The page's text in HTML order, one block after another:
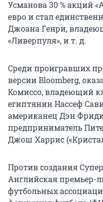
Усманова 30 % акций
евро и стал
Джоана Генри,
«Ливерпуля», и т. д.
Среди проигравших
версии Bloomberg,
Комиссо, владеющий
египтянин Нассеф
американец Дэн
предприниматель
Джош Харрис
Против создания
Английская премьер-
футбольных